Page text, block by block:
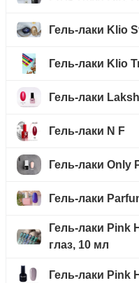
Гель-лаки Klio
Гель-лаки Klio
Гель-лаки
Гель-лаки N F
Гель-лаки Only
Гель-лаки
Гель-лаки Pink
глаз, 10 мл
Гель-лаки Pink